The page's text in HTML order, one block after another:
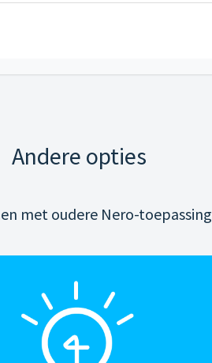
Andere opties
met oudere Nero-toepassing